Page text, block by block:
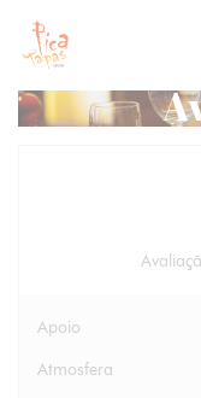
Painel de
Apoio
Atmosfera